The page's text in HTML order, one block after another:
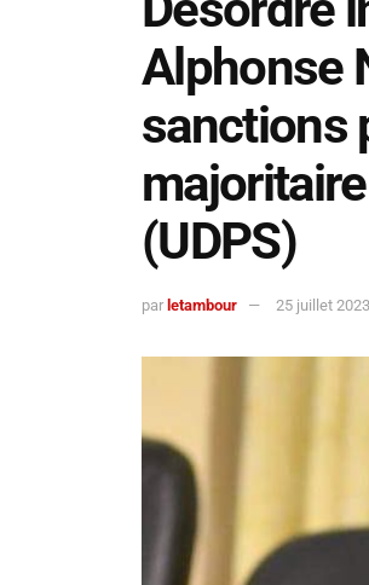
Alphonse
sanctions
(UDPS)
par letambour 25 juillet 2023